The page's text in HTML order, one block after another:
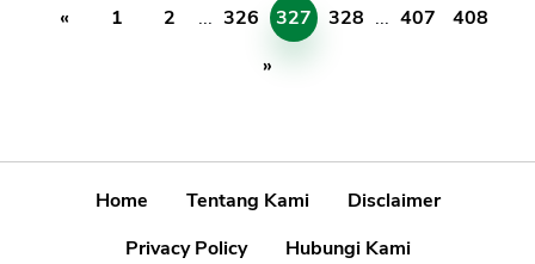
« 1 2 ... 326 327 328 ... 407
408
»
Home Tentang Kami
Disclaimer
Privacy Policy
Hubungi Kami